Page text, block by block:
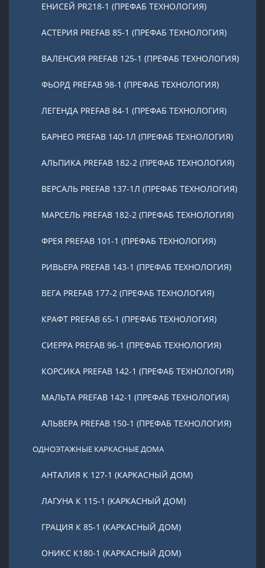
ЕНИСЕЙ PR218-1 (ПРЕФАБ ТЕХНОЛОГИЯ)
АСТЕРИЯ PREFAB 85-1 (ПРЕФАБ ТЕХНОЛОГИЯ)
ВАЛЕНСИЯ PREFAB 125-1 (ПРЕФАБ ТЕХНОЛОГИЯ)
ФЬОРД PREFAB 98-1 (ПРЕФАБ ТЕХНОЛОГИЯ)
ЛЕГЕНДА PREFAB 84-1 (ПРЕФАБ ТЕХНОЛОГИЯ)
БАРНЕО PREFAB 140-1Л (ПРЕФАБ ТЕХНОЛОГИЯ)
АЛЬПИКА PREFAB 182-2 (ПРЕФАБ ТЕХНОЛОГИЯ)
ВЕРСАЛЬ PREFAB 137-1Л (ПРЕФАБ ТЕХНОЛОГИЯ)
МАРСЕЛЬ PREFAB 182-2 (ПРЕФАБ ТЕХНОЛОГИЯ)
ФРЕЯ PREFAB 101-1 (ПРЕФАБ ТЕХНОЛОГИЯ)
РИВЬЕРА PREFAB 143-1 (ПРЕФАБ ТЕХНОЛОГИЯ)
ВЕГА PREFAB 177-2 (ПРЕФАБ ТЕХНОЛОГИЯ)
КРАФТ PREFAB 65-1 (ПРЕФАБ ТЕХНОЛОГИЯ)
СИЕРРА PREFAB 96-1 (ПРЕФАБ ТЕХНОЛОГИЯ)
КОРСИКА PREFAB 142-1 (ПРЕФАБ ТЕХНОЛОГИЯ)
МАЛЬТА PREFAB 142-1 (ПРЕФАБ ТЕХНОЛОГИЯ)
АЛЬВЕРА PREFAB 150-1 (ПРЕФАБ ТЕХНОЛОГИЯ)
ОДНОЭТАЖНЫЕ КАРКАСНЫЕ ДОМА
АНТАЛИЯ К 127-1 (КАРКАСНЫЙ ДОМ)
ЛАГУНА К 115-1 (КАРКАСНЫЙ ДОМ)
ГРАЦИЯ К 85-1 (КАРКАСНЫЙ ДОМ)
ОНИКС К180-1 (КАРКАСНЫЙ ДОМ)